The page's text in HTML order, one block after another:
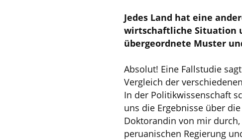
Jedes Land hat eine
wirtschaftliche Situation
übergeordnete Muster
Absolut! Eine Fallstudie
Vergleich der
In der Politikwissenschaft
uns die Ergebnisse über
Doktorandin von mir
peruanischen Regierung